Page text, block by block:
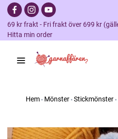
69 kr frakt - Fri frakt över 699 kr
Hitta min order
Hem Mönster Stickmönster